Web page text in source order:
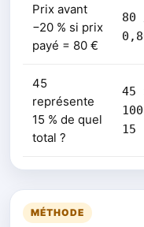
Prix avant
−20 % si prix
payé = 80 €
80
45
représente
15 % de quel
total ?
45
15
MÉTHODE